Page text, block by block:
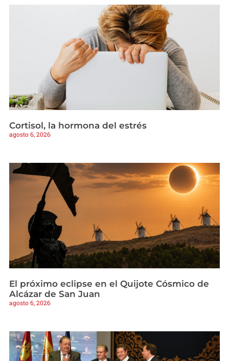
Cortisol, la hormona del estrés
agosto 6, 2026
El próximo eclipse en el Quijote Cósmico de
Alcázar de San Juan
agosto 6, 2026